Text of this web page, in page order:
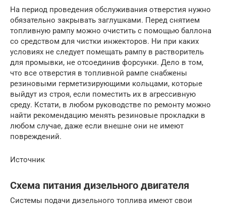
На период проведения обслуживания отверстия нужно
обязательно закрывать заглушками. Перед снятием
топливную рампу можно очистить с помощью баллона
со средством для чистки инжекторов. Ни при каких
условиях не следует помещать рампу в растворитель
для промывки, не отсоединив форсунки. Дело в том,
что все отверстия в топливной рампе снабжены
резиновыми герметизирующими кольцами, которые
выйдут из строя, если поместить их в агрессивную
среду. Кстати, в любом руководстве по ремонту можно
найти рекомендацию менять резиновые прокладки в
любом случае, даже если внешне они не имеют
повреждений.
Источник
Схема питания дизельного двигателя
Системы подачи дизельного топлива имеют свои